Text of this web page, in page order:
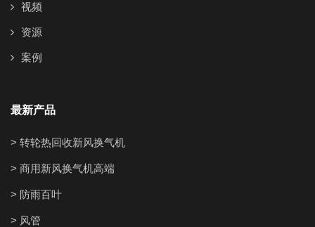
视频
资源
案例
最新产品
> 转轮热回收新风换气机
> 商用新风换气机高端
> 防雨百叶
> 风管